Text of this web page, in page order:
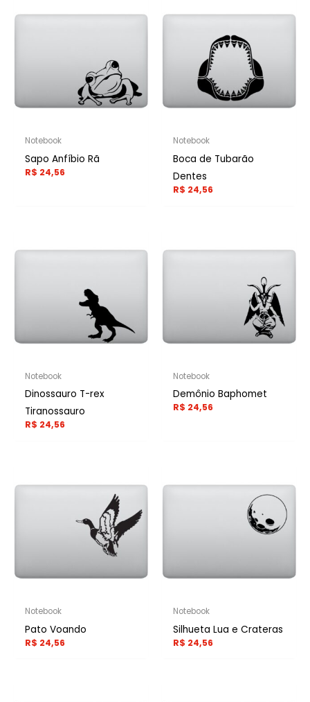
Notebook
Sapo Anfíbio Rã
R$ 24,56
Notebook
Boca de Tubarão
Dentes
R$ 24,56
Notebook
Dinossauro T-rex
Tiranossauro
R$ 24,56
Notebook
Demônio Baphomet
R$ 24,56
Notebook
Pato Voando
R$ 24,56
Notebook
Silhueta Lua e Crateras
R$ 24,56